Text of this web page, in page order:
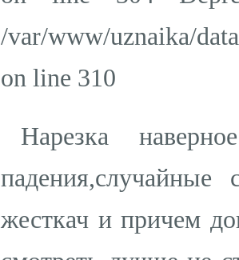
/var/www/uznaika/
on line 310
Нарезка
жесткач и причем